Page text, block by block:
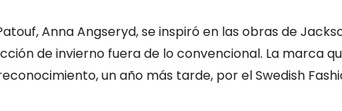
Anna Angseryd, se inspiró en las obras de
de invierno fuera de lo convencional. La marca
un año más tarde, por el Swedish